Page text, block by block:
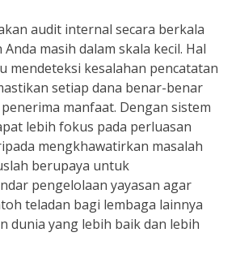
audit internal secara berkala
masih dalam skala kecil. Hal
mendeteksi kesalahan pencatatan
setiap dana benar-benar
manfaat. Dengan sistem
lebih fokus pada perluasan
mengkhawatirkan masalah
berupaya untuk
pengelolaan yayasan agar
teladan bagi lembaga lainnya
dunia yang lebih baik dan lebih